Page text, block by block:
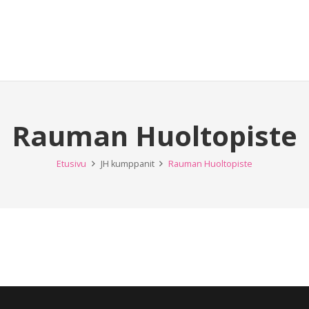
Rauman Huoltopiste
Etusivu JH kumppanit Rauman Huoltopiste